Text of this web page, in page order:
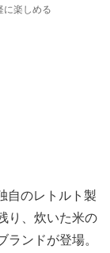
に楽しめる
自のレトルト製
り、炊いた米の
ンドが登場。